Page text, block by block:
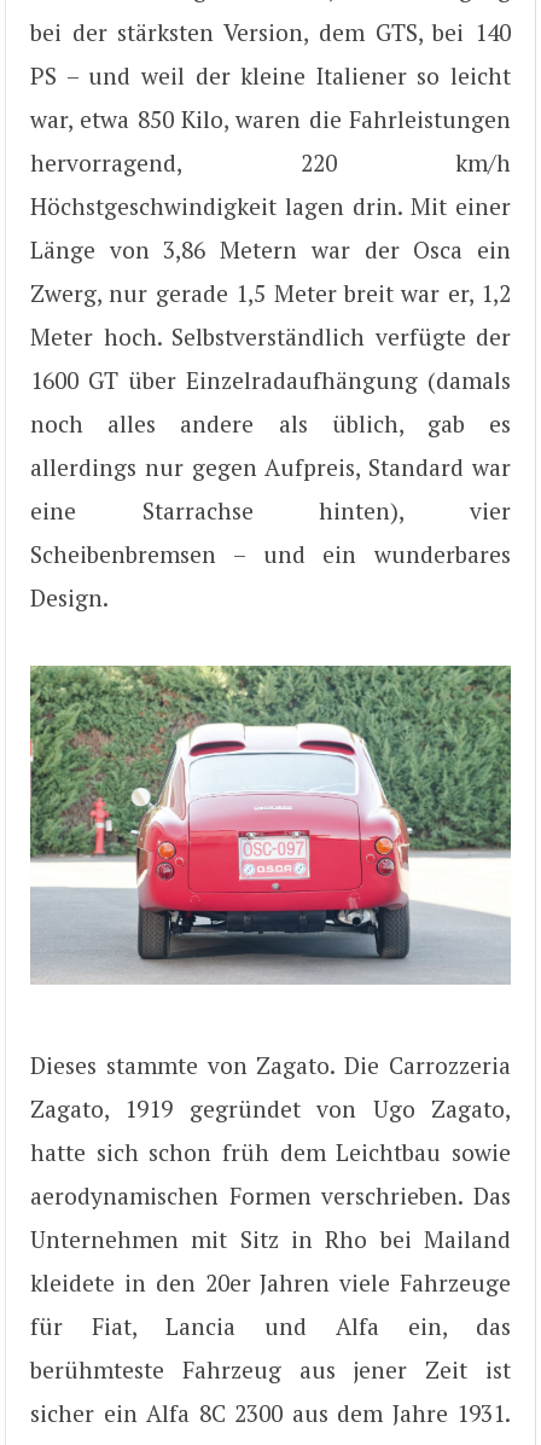
bei der stärksten Version, dem GTS, bei 140
PS – und weil der kleine Italiener so leicht
war, etwa 850 Kilo, waren die Fahrleistungen
hervorragend, 220 km/h
Höchstgeschwindigkeit lagen drin. Mit einer
Länge von 3,86 Metern war der Osca ein
Zwerg, nur gerade 1,5 Meter breit war er, 1,2
Meter hoch. Selbstverständlich verfügte der
1600 GT über Einzelradaufhängung (damals
noch alles andere als üblich, gab es
allerdings nur gegen Aufpreis, Standard war
eine Starrachse hinten), vier
Scheibenbremsen – und ein wunderbares
Design.
Dieses stammte von Zagato. Die Carrozzeria
Zagato, 1919 gegründet von Ugo Zagato,
hatte sich schon früh dem Leichtbau sowie
aerodynamischen Formen verschrieben. Das
Unternehmen mit Sitz in Rho bei Mailand
kleidete in den 20er Jahren viele Fahrzeuge
für Fiat, Lancia und Alfa ein, das
berühmteste Fahrzeug aus jener Zeit ist
sicher ein Alfa 8C 2300 aus dem Jahre 1931.